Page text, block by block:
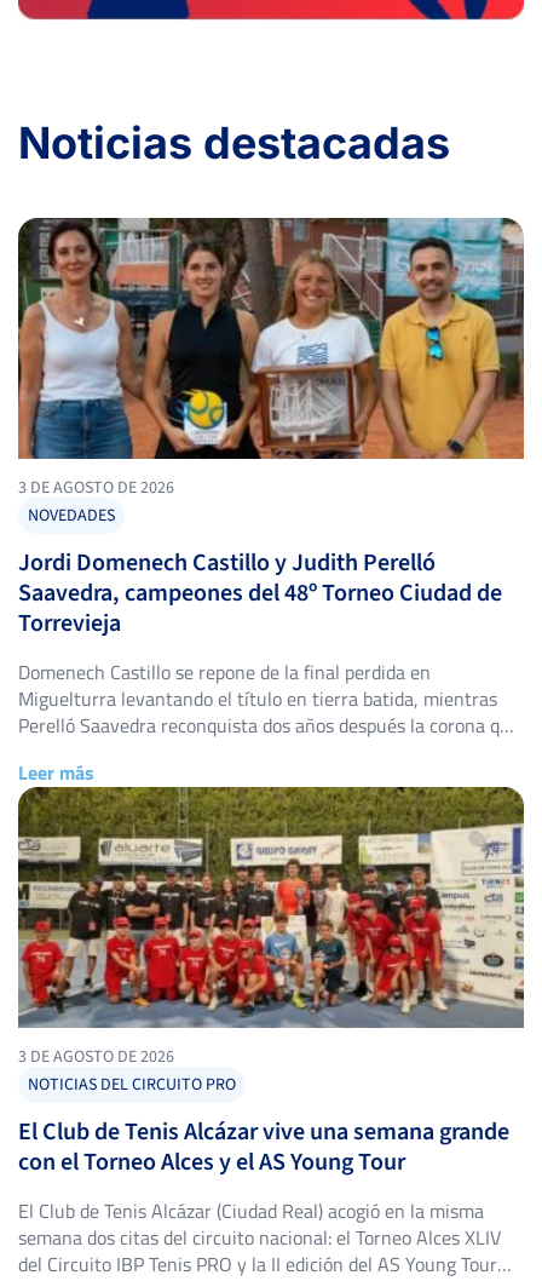
Noticias destacadas
3 DE AGOSTO DE 2026
NOVEDADES
Jordi Domenech Castillo y Judith Perelló
Saavedra, campeones del 48º Torneo Ciudad de
Torrevieja
Domenech Castillo se repone de la final perdida en
Miguelturra levantando el título en tierra batida, mientras
Perelló Saavedra reconquista dos años después la corona que
sus puertas del 25 de julio al 2 de agosto para acoger el 48º
Torneo Ciudad […]
Leer más
3 DE AGOSTO DE 2026
NOTICIAS DEL CIRCUITO PRO
El Club de Tenis Alcázar vive una semana grande
con el Torneo Alces y el AS Young Tour
El Club de Tenis Alcázar (Ciudad Real) acogió en la misma
semana dos citas del circuito nacional: el Torneo Alces XLIV
del Circuito IBP Tenis PRO y la II edición del AS Young Tour